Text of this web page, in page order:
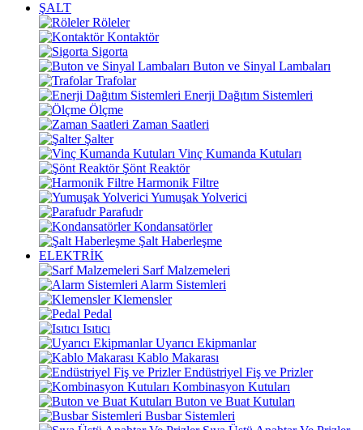
ŞALT
Röleler
Kontaktör
Sigorta
Buton ve Sinyal Lambaları
Trafolar
Enerji Dağıtım Sistemleri
Ölçme
Zaman Saatleri
Şalter
Vinç Kumanda Kutuları
Şönt Reaktör
Harmonik Filtre
Yumuşak Yolverici
Parafudr
Kondansatörler
Şalt Haberleşme
ELEKTRİK
Sarf Malzemeleri
Alarm Sistemleri
Klemensler
Pedal
Isıtıcı
Uyarıcı Ekipmanlar
Kablo Makarası
Endüstriyel Fiş ve Prizler
Kombinasyon Kutuları
Buton ve Buat Kutuları
Busbar Sistemleri